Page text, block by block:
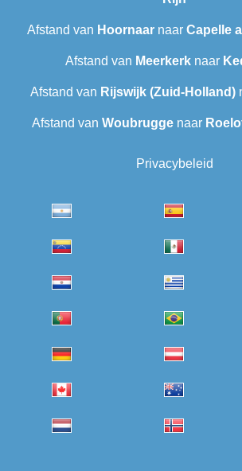
Afstand van Hoornaar naar Capelle
Afstand van Meerkerknaar
Afstand van Rijswijk (Zuid-Holland)
Afstand van Woubrugge naar
Privacybeleid